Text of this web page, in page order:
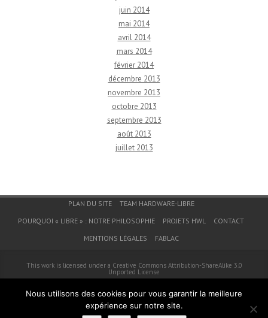
juin 2014
mai 2014
avril 2014
mars 2014
février 2014
décembre 2013
novembre 2013
octobre 2013
septembre 2013
août 2013
juillet 2013
Menu du bas de pagePLAN DU SITE
TEAM HARDWARE-LIBRE
POURQUOI « LIBRE » : NOTRE PHILOSOPHIE
PROJETS HWL
CONTACT
MENTIONS LÉGALES
FABLAC
This work is licensed under a Creative Commons Attribution-ShareAlike 3.0
Unported License
Nous utilisons des cookies pour vous garantir la meilleure
expérience sur notre site.